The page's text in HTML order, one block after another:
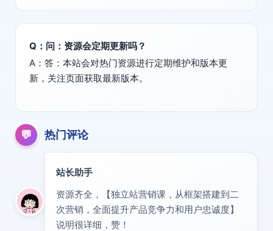
Q：问：资源会定期更新吗？
A：答：本站会对热门资源进行定期维护和版本更
新，关注页面获取最新版本。
💬 热门评论
站长助手
资源齐全，【独立站营销课，从框架搭建到二
次营销，全面提升产品竞争力和用户忠诚度】
说明很详细，赞！